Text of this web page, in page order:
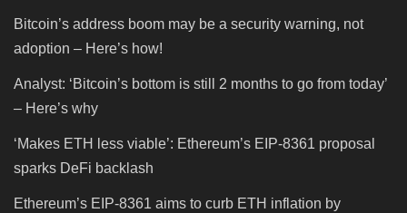
Bitcoin’s address boom may be a security warning, not
adoption – Here’s how!
Analyst: ‘Bitcoin’s bottom is still 2 months to go from today’
– Here’s why
‘Makes ETH less viable’: Ethereum’s EIP-8361 proposal
sparks DeFi backlash
Ethereum’s EIP-8361 aims to curb ETH inflation by